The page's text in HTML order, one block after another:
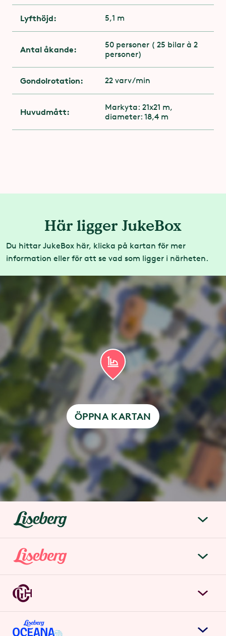
Lyfthöjd: 5,1 m
Antal åkande:
50 personer ( 25 bilar à 2
personer)
Gondolrotation: 22 varv/min
Huvudmått:
Markyta: 21x21 m,
diameter: 18,4 m
Här ligger JukeBox
Du hittar JukeBox här, klicka på kartan för mer
information eller för att se vad som ligger i närheten.
ÖPPNA KARTAN
liseberg.se
Om Liseberg
Kontakta oss
Jobba hos oss
Möten & event
Lisebergsparken
Biljetter & priser
Årspass
Grand Curiosa Hotel